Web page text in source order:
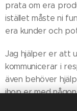
prata om era
istället måste ni
era kunder och
Jag hjälper er att
kommunicerar i
även behöver
ihop er med